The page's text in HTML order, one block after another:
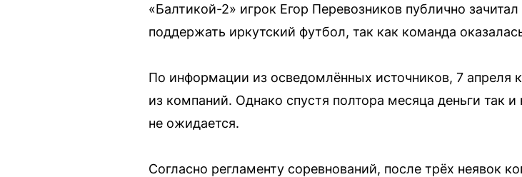
«Балтикой-2» игрок Егор Перевозников публично
поддержать иркутский футбол, так как команда
По информации из осведомлённых источников, 7 апреля
из компаний. Однако спустя полтора месяца деньги так
не ожидается.
Согласно регламенту соревнований, после трёх неявок